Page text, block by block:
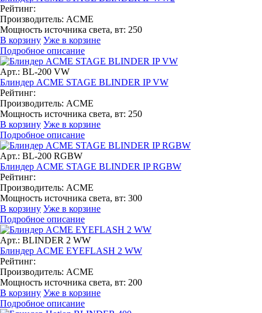
Рейтинг:
Производитель: ACME
Мощность источника света, вт: 250
В корзину Уже в корзине
Подробное описание
Арт.: BL-200 VW
Блиндер ACME STAGE BLINDER IP VW
Рейтинг:
Производитель: ACME
Мощность источника света, вт: 250
В корзину Уже в корзине
Подробное описание
Арт.: BL-200 RGBW
Блиндер ACME STAGE BLINDER IP RGBW
Рейтинг:
Производитель: ACME
Мощность источника света, вт: 300
В корзину Уже в корзине
Подробное описание
Арт.: BLINDER 2 WW
Блиндер ACME EYEFLASH 2 WW
Рейтинг:
Производитель: ACME
Мощность источника света, вт: 200
В корзину Уже в корзине
Подробное описание